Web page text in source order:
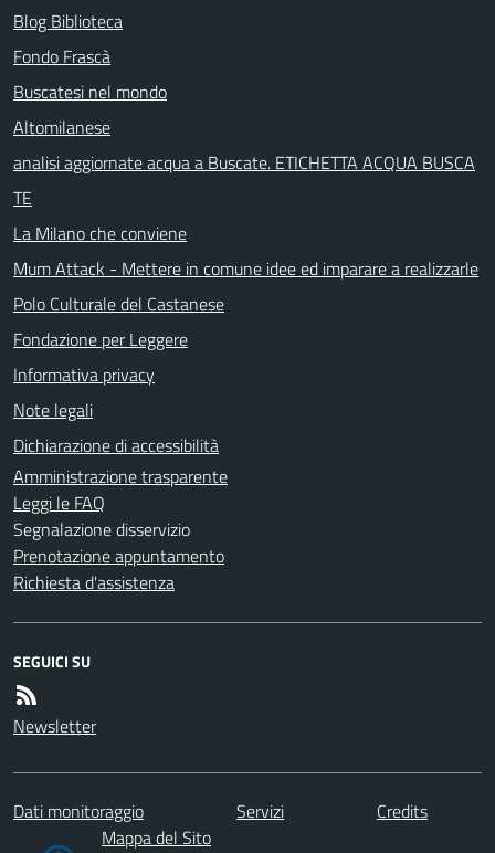
Blog Biblioteca
Fondo Frascà
Buscatesi nel mondo
Altomilanese
analisi aggiornate acqua a Buscate. ETICHETTA ACQUA BUSCA
TE
La Milano che conviene
Mum Attack - Mettere in comune idee ed imparare a realizzarle
Polo Culturale del Castanese
Fondazione per Leggere
Informativa privacy
Note legali
Dichiarazione di accessibilità
Amministrazione trasparente
Leggi le FAQ
Segnalazione disservizio
Prenotazione appuntamento
Richiesta d'assistenza
SEGUICI SU
Newsletter
Dati monitoraggio Servizi
Credits
Mappa del Sito